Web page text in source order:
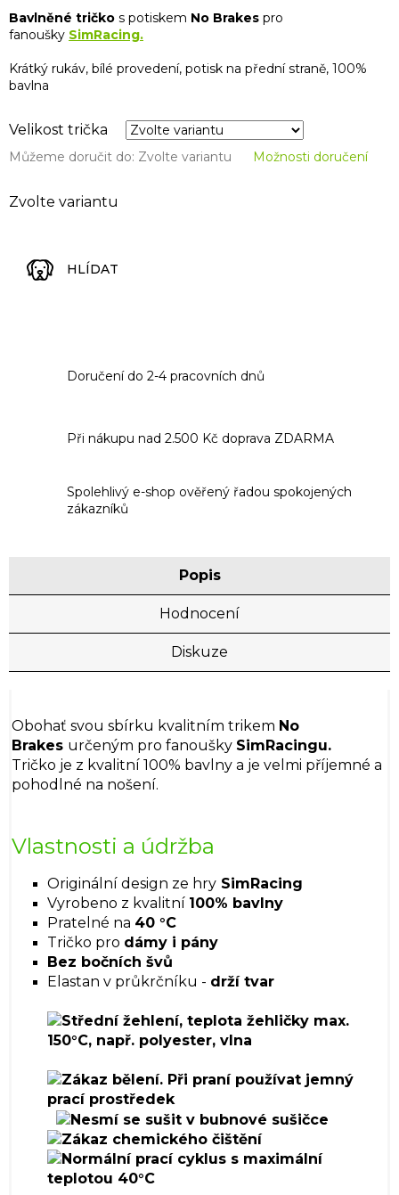
Zvolte variantu
Velikost trička
Můžeme doručit do: Zvolte variantu Možnosti doručení
Bavlněné tričko s potiskem No Brakes pro
fanoušky SimRacing.
Krátký rukáv, bílé provedení, potisk na přední straně, 100%
bavlna
HLÍDAT
Doručení do 2-4 pracovních dnů
Při nákupu nad 2.500 Kč doprava ZDARMA
Spolehlivý e-shop ověřený řadou spokojených
zákazníků
Popis
Hodnocení
Diskuze
Obohať svou sbírku kvalitním trikem No
Brakes určeným pro fanoušky SimRacingu.
Tričko je z kvalitní 100% bavlny a je velmi příjemné a
pohodlné na nošení.
Vlastnosti a údržba
Originální design ze hry SimRacing
Vyrobeno z kvalitní 100% bavlny
Pratelné na 40 °C
Tričko pro dámy i pány
Bez bočních švů
Elastan v průkrčníku - drží tvar